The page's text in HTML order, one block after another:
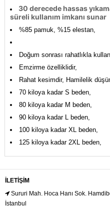
30 derecede hassas
süreli kullanım imkanı sunar
%85 pamuk, %15 elestan,
Doğum sonrası rahatlıkla
Emzirme özelliklidir,
Rahat kesimdir, Hamilelik
70 kiloya kadar S beden,
80 kiloya kadar M beden,
90 kiloya kadar L beden,
100 kiloya kadar XL beden,
125 kiloya kadar 2XL beden,
İLETIŞIM
Sururi Mah. Hoca Hanı Sok.
İstanbul